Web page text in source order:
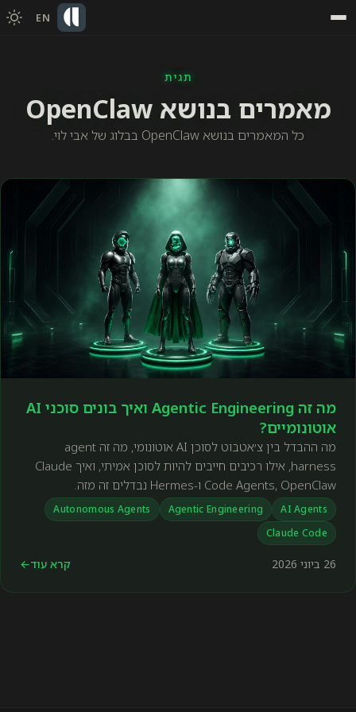
EN
תגית
מאמרים בנושא OpenClaw
כל המאמרים בנושא OpenClaw בבלוג של אבי לוי.
מה זה Agentic Engineering ואיך בונים סוכני AI
אוטונומיים?
מה ההבדל בין צ׳אטבוט לסוכן AI אוטונומי, מה זה agent
harness, אילו רכיבים חייבים להיות לסוכן אמיתי, ואיך Claude
Code Agents, OpenClaw ו-Hermes נבדלים זה מזה.
AI Agents
Agentic Engineering
Autonomous Agents
Claude Code
26 ביוני 2026 קרא עוד←